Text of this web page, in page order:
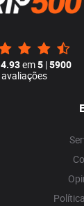
4.93em5 |5900
avaliações